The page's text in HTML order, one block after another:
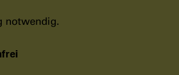
notwendig.